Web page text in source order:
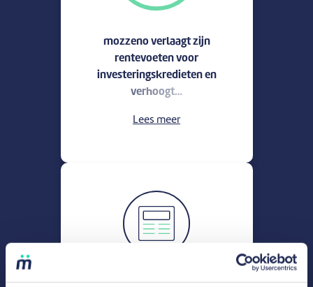
mozzeno verlaagt zijn
rentevoeten voor
investeringskredieten en
verhoogt…
Lees meer